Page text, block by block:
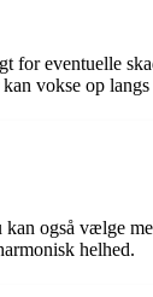
eventuelle
vokse op
også vælge
helhed.